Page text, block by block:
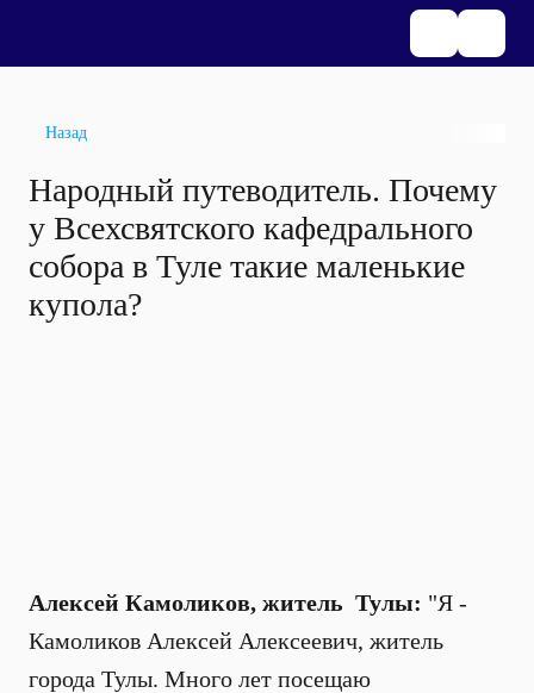
Назад
Народный путеводитель. Почему
у Всехсвятского кафедрального
собора в Туле такие маленькие
купола?
Алексей Камоликов, житель Тулы: "Я -
Камоликов Алексей Алексеевич, житель
города Тулы. Много лет посещаю